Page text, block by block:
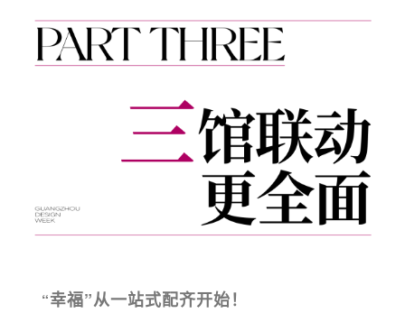
“幸福”从一站式配齐开始！